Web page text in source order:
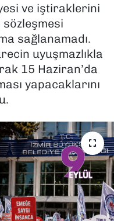
ve iştiraklerini
sağlanamadı.
uyuşmazlıkla
15 Haziran’da
yapacaklarını